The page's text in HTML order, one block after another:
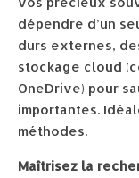
dépendre d’un
durs externes,
stockage cloud
OneDrive) pour
importantes.
méthodes.
Maîtrisez la